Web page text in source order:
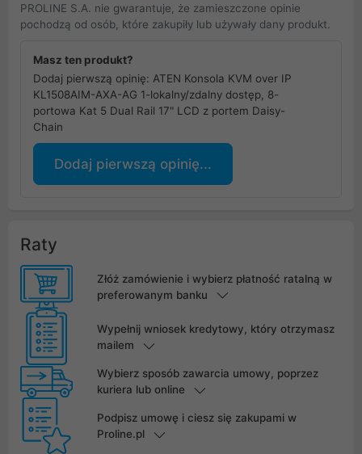
PROLINE S.A. nie gwarantuje, że zamieszczone opinie
pochodzą od osób, które zakupiły lub używały dany produkt.
Masz ten produkt?
Dodaj pierwszą opinię: ATEN Konsola KVM over IP
KL1508AIM-AXA-AG 1-lokalny/zdalny dostęp, 8-
portowa Kat 5 Dual Rail 17" LCD z portem Daisy-
Chain
Dodaj pierwszą opinię...
Raty
Złóż zamówienie i wybierz płatność ratalną w
preferowanym banku
Wypełnij wniosek kredytowy, który otrzymasz
mailem
Wybierz sposób zawarcia umowy, poprzez
kuriera lub online
Podpisz umowę i ciesz się zakupami w
Proline.pl